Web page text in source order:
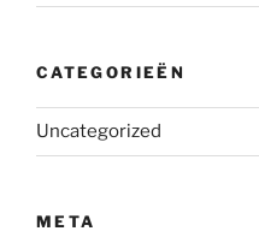
CATEGORIEËN
Uncategorized
META